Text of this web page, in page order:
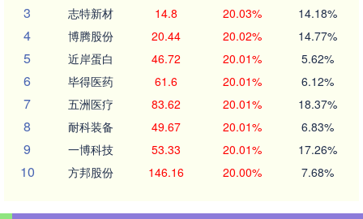
3 志特新材 14.8 20.03% 14.18%
4 博腾股份 20.44 20.02% 14.77%
5 近岸蛋白 46.72 20.01% 5.62%
6 毕得医药 61.6 20.01% 6.12%
7 五洲医疗 83.62 20.01% 18.37%
8 耐科装备 49.67 20.01% 6.83%
9 一博科技 53.33 20.01% 17.26%
10 方邦股份 146.16 20.00% 7.68%